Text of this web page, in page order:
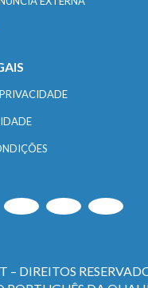
– DIREITOS